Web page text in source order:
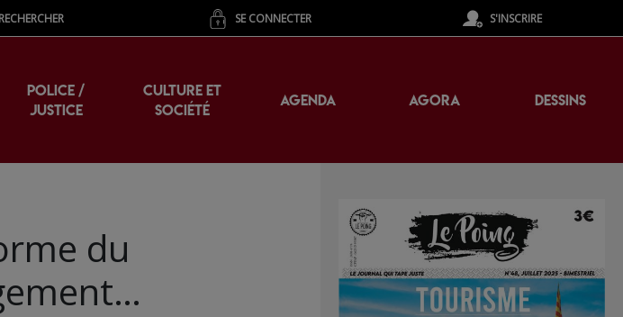
RECHERCHER SE CONNECTER S'INSCRIRE
POLICE /
JUSTICE
CULTURE ET
SOCIÉTÉ
AGENDA AGORA DESSINS
du